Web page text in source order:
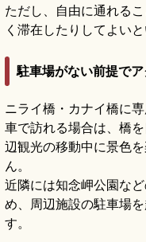
ただし、自由に通れる
く滞在したりしてよい
駐車場がない前提で
ニライ橋・カナイ橋に
車で訪れる場合は、橋
辺観光の移動中に景色
ん。
近隣には知念岬公園な
め、周辺施設の駐車場
す。